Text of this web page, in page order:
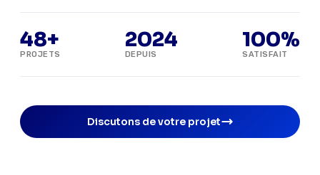
48+
PROJETS
2024
DEPUIS
100%
SATISFAIT
Discutons de votre projet